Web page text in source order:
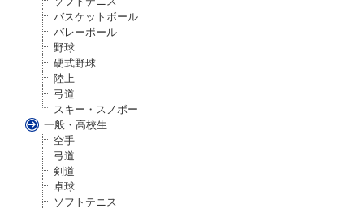
バスケットボール
バレーボール
野球
硬式野球
陸上
弓道
スキー・スノボー
一般・高校生
空手
弓道
剣道
卓球
ソフトテニス